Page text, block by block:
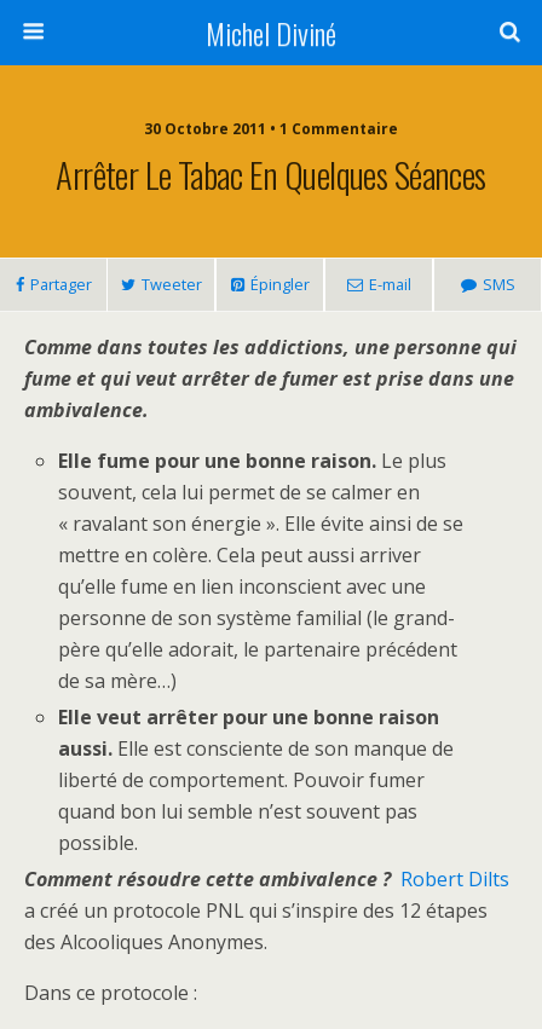
Michel Diviné
30 Octobre 2011 • 1 Commentaire
Arrêter Le Tabac En Quelques Séances
Partager Tweeter Épingler E-mail SMS
Comme dans toutes les addictions, une personne qui
fume et qui veut arrêter de fumer est prise dans une
ambivalence.
Elle fume pour une bonne raison. Le plus
souvent, cela lui permet de se calmer en
« ravalant son énergie ». Elle évite ainsi de se
mettre en colère. Cela peut aussi arriver
qu’elle fume en lien inconscient avec une
personne de son système familial (le grand-
père qu’elle adorait, le partenaire précédent
de sa mère…)
Elle veut arrêter pour une bonne raison
aussi. Elle est consciente de son manque de
liberté de comportement. Pouvoir fumer
quand bon lui semble n’est souvent pas
possible.
Comment résoudre cette ambivalence ? Robert Dilts
a créé un protocole PNL qui s’inspire des 12 étapes
des Alcooliques Anonymes.
Dans ce protocole :